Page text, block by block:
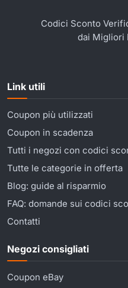
Codici Sconto
dai Migliori
Link utili
Coupon più utilizzati
Coupon in scadenza
Tutti i negozi con codici
Tutte le categorie in offerta
Blog: guide al risparmio
FAQ: domande sui codici
Contatti
Negozi consigliati
Coupon eBay